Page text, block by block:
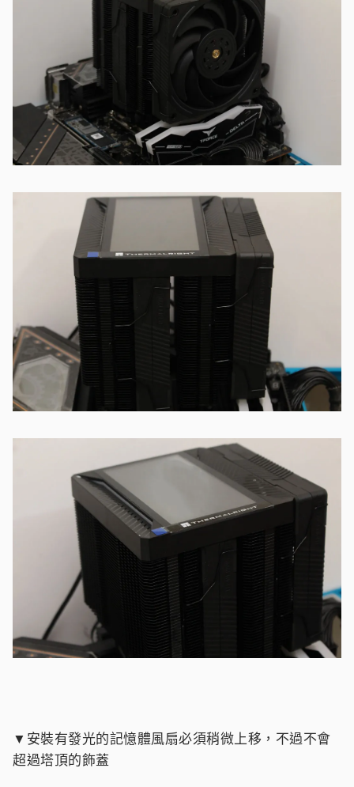
▼安裝有發光的記憶體風扇必須稍微上移，不過不會
超過塔頂的飾蓋